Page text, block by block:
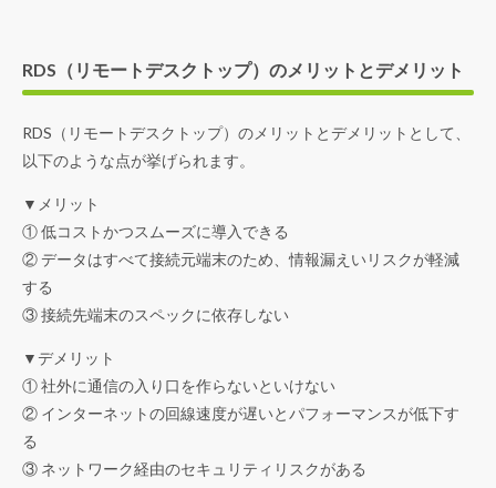
RDS（リモートデスクトップ）のメリットとデメリット
RDS（リモートデスクトップ）のメリットとデメリットとして、
以下のような点が挙げられます。
▼メリット
① 低コストかつスムーズに導入できる
② データはすべて接続元端末のため、情報漏えいリスクが軽減
する
③ 接続先端末のスペックに依存しない
▼デメリット
① 社外に通信の入り口を作らないといけない
② インターネットの回線速度が遅いとパフォーマンスが低下す
る
③ ネットワーク経由のセキュリティリスクがある